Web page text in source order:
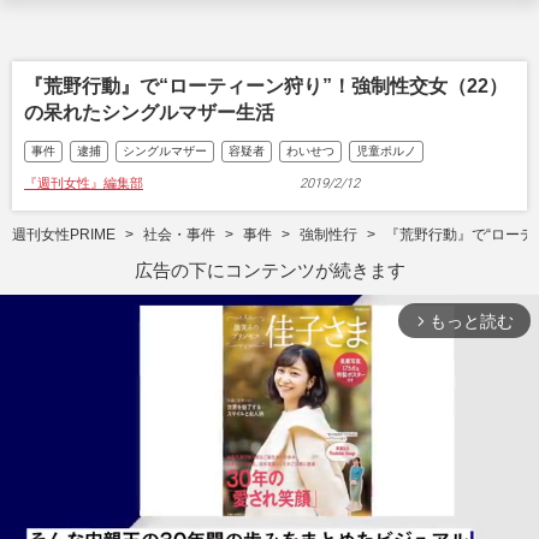
『荒野行動』で“ローティーン狩り”！強制性交女（22）
の呆れたシングルマザー生活
事件 逮捕 シングルマザー 容疑者 わいせつ 児童ポルノ
『週刊女性』編集部 2019/2/12
週刊女性PRIME 社会・事件 事件 強制性行 『荒野行動』で“ロー
広告の下にコンテンツが続きます
arrow_forward_ios もっと読む